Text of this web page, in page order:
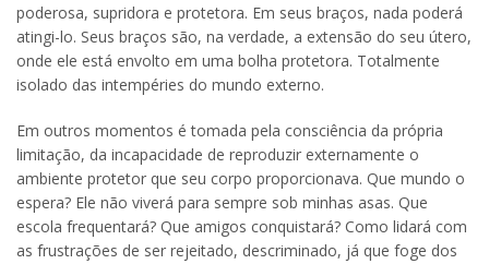
poderosa, supridora e protetora. Em seus braços, nada poderá
atingi-lo. Seus braços são, na verdade, a extensão do seu útero,
onde ele está envolto em uma bolha protetora. Totalmente
isolado das intempéries do mundo externo.
Em outros momentos é tomada pela consciência da própria
limitação, da incapacidade de reproduzir externamente o
ambiente protetor que seu corpo proporcionava. Que mundo o
espera? Ele não viverá para sempre sob minhas asas. Que
escola frequentará? Que amigos conquistará? Como lidará com
as frustrações de ser rejeitado, descriminado, já que foge dos